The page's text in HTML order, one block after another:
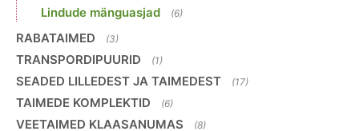
Lindude mänguasjad (6)
RABATAIMED (3)
TRANSPORDIPUURID (1)
SEADED LILLEDEST JA TAIMEDEST (17)
TAIMEDE KOMPLEKTID (6)
VEETAIMED KLAASANUMAS (8)